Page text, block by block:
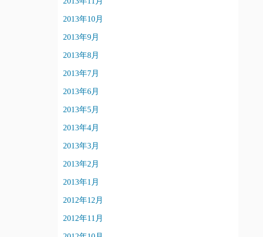
2013年10月
2013年9月
2013年8月
2013年7月
2013年6月
2013年5月
2013年4月
2013年3月
2013年2月
2013年1月
2012年12月
2012年11月